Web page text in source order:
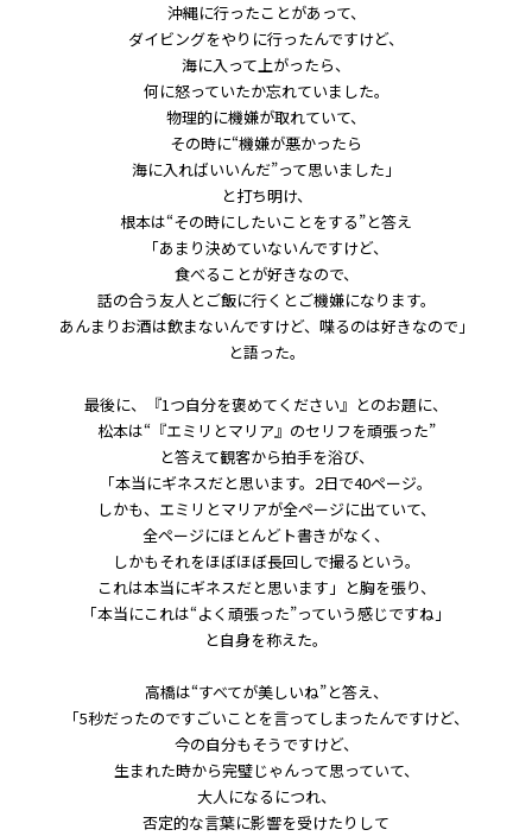
沖縄に行ったことがあって、
ダイビングをやりに行ったんですけど、
海に入って上がったら、
何に怒っていたか忘れていました。
物理的に機嫌が取れていて、
その時に“機嫌が悪かったら
海に入ればいいんだ”って思いました」
と打ち明け、
根本は“その時にしたいことをする”と答え
「あまり決めていないんですけど、
食べることが好きなので、
話の合う友人とご飯に行くとご機嫌になります。
あんまりお酒は飲まないんですけど、喋るのは好きなので」
と語った。
最後に、『1つ自分を褒めてください』とのお題に、
松本は“『エミリとマリア』のセリフを頑張った”
と答えて観客から拍手を浴び、
「本当にギネスだと思います。2日で40ページ。
しかも、エミリとマリアが全ページに出ていて、
全ページにほとんどト書きがなく、
しかもそれをほぼほぼ長回しで撮るという。
これは本当にギネスだと思います」と胸を張り、
「本当にこれは“よく頑張った”っていう感じですね」
と自身を称えた。
高橋は“すべてが美しいね”と答え、
「5秒だったのですごいことを言ってしまったんですけど、
今の自分もそうですけど、
生まれた時から完璧じゃんって思っていて、
大人になるにつれ、
否定的な言葉に影響を受けたりして